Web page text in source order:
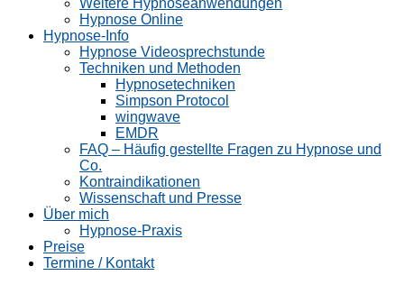
Weitere Hypnoseanwendungen
Hypnose Online
Hypnose-Info
Hypnose Videosprechstunde
Techniken und Methoden
Hypnosetechniken
Simpson Protocol
wingwave
EMDR
FAQ – Häufig gestellte Fragen zu Hypnose und
Co.
Kontraindikationen
Wissenschaft und Presse
Über mich
Hypnose-Praxis
Preise
Termine / Kontakt